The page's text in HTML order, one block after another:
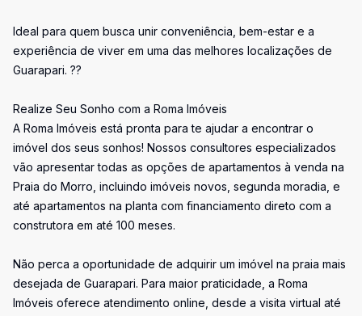
Ideal para quem busca unir conveniência, bem-estar e a
experiência de viver em uma das melhores localizações de
Guarapari. ??
Realize Seu Sonho com a Roma Imóveis
A Roma Imóveis está pronta para te ajudar a encontrar o
imóvel dos seus sonhos! Nossos consultores especializados
vão apresentar todas as opções de apartamentos à venda na
Praia do Morro, incluindo imóveis novos, segunda moradia, e
até apartamentos na planta com financiamento direto com a
construtora em até 100 meses.
Não perca a oportunidade de adquirir um imóvel na praia mais
desejada de Guarapari. Para maior praticidade, a Roma
Imóveis oferece atendimento online, desde a visita virtual até